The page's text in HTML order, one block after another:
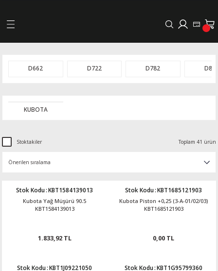
D662 D722 D782
KUBOTA
Stoktakiler Toplam 41 ürün
Stok Kodu:KBT1584139013
Kubota Yağ Müşürü 90.5
KBT1584139013
1.833,92 TL
Stok Kodu:KBT1685121903
Kubota Piston +0,25 (3-A-01/02/03)
KBT1685121903
0,00 TL
Stok Kodu:KBT1J09221050 Stok Kodu:KBT1G95799360